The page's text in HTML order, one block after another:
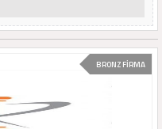
BRONZ FİRMA